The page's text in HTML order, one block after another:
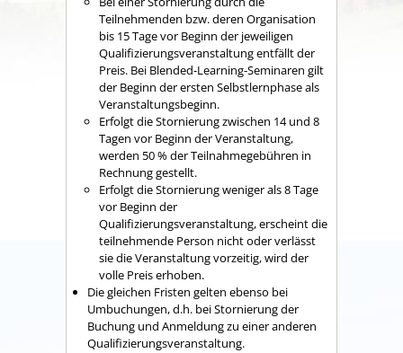
Teilnehmenden bzw. deren Organisation
bis 15 Tage vor Beginn der jeweiligen
Qualifizierungsveranstaltung entfällt der
Preis. Bei Blended-Learning-Seminaren gilt
der Beginn der ersten Selbstlernphase als
Veranstaltungsbeginn.
Erfolgt die Stornierung zwischen 14 und 8
Tagen vor Beginn der Veranstaltung,
werden 50 % der Teilnahmegebühren in
Rechnung gestellt.
Erfolgt die Stornierung weniger als 8 Tage
vor Beginn der
Qualifizierungsveranstaltung, erscheint die
teilnehmende Person nicht oder verlässt
sie die Veranstaltung vorzeitig, wird der
volle Preis erhoben.
Die gleichen Fristen gelten ebenso bei
Umbuchungen, d.h. bei Stornierung der
Buchung und Anmeldung zu einer anderen
Qualifizierungsveranstaltung.